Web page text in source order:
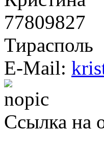
77809827
Тирасполь
E-Mail:
Ссылка на